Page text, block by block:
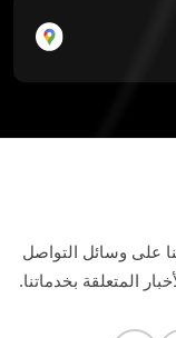
على وسائل التواصل
المتعلقة بخدماتنا.